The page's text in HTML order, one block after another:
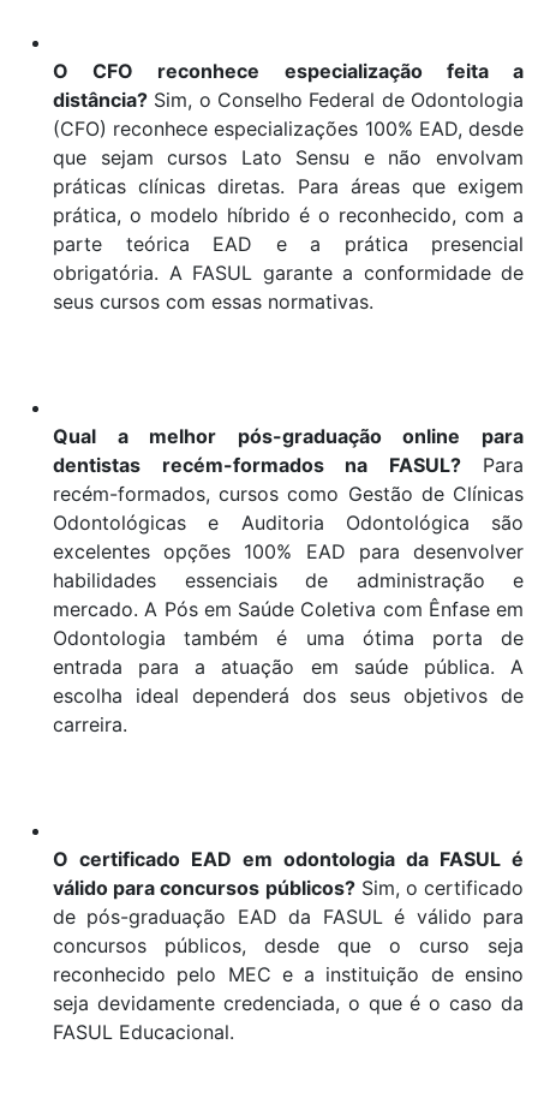
O CFO reconhece especialização feita a
distância? Sim, o Conselho Federal de Odontologia
(CFO) reconhece especializações 100% EAD, desde
que sejam cursos Lato Sensu e não envolvam
práticas clínicas diretas. Para áreas que exigem
prática, o modelo híbrido é o reconhecido, com a
parte teórica EAD e a prática presencial
obrigatória. A FASUL garante a conformidade de
seus cursos com essas normativas.
Qual a melhor pós-graduação online para
dentistas recém-formados na FASUL?Para
recém-formados, cursos como Gestão de Clínicas
Odontológicas e Auditoria Odontológica são
excelentes opções 100% EAD para desenvolver
habilidades essenciais de administração e
mercado. A Pós em Saúde Coletiva com Ênfase em
Odontologia também é uma ótima porta de
entrada para a atuação em saúde pública. A
escolha ideal dependerá dos seus objetivos de
carreira.
O certificado EAD em odontologia da FASUL é
válido para concursos públicos?Sim, o certificado
de pós-graduação EAD da FASUL é válido para
concursos públicos, desde que o curso seja
reconhecido pelo MEC e a instituição de ensino
seja devidamente credenciada, o que é o caso da
FASUL Educacional.